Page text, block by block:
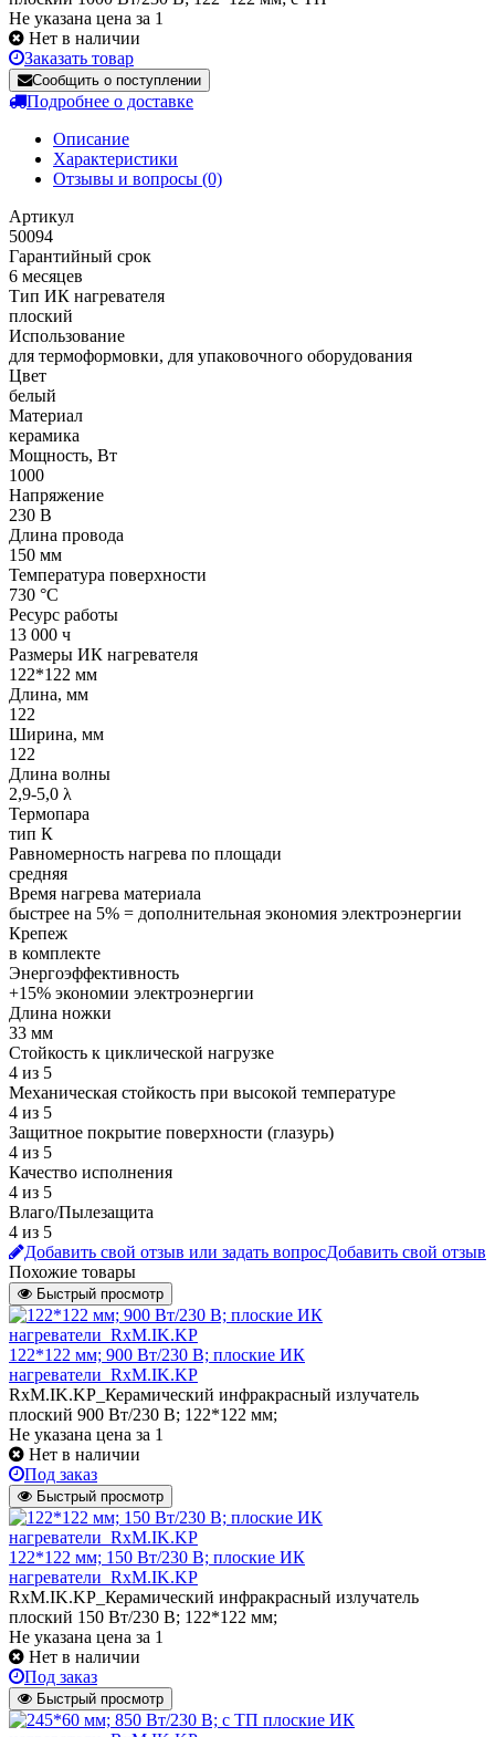
Не указана цена за 1
Нет в наличии
Заказать товар
Сообщить о поступлении
Подробнее о доставке
Описание
Характеристики
Отзывы и вопросы (0)
Артикул
50094
Гарантийный срок
6 месяцев
Тип ИК нагревателя
плоский
Использование
для термоформовки, для упаковочного оборудования
Цвет
белый
Материал
керамика
Мощность, Вт
1000
Напряжение
230 В
Длина провода
150 мм
Температура поверхности
730 °С
Ресурс работы
13 000 ч
Размеры ИК нагревателя
122*122 мм
Длина, мм
122
Ширина, мм
122
Длина волны
2,9-5,0 λ
Термопара
тип К
Равномерность нагрева по площади
средняя
Время нагрева материала
быстрее на 5% = дополнительная экономия электроэнергии
Крепеж
в комплекте
Энергоэффективность
+15% экономии электроэнергии
Длина ножки
33 мм
Стойкость к циклической нагрузке
4 из 5
Механическая стойкость при высокой температуре
4 из 5
Защитное покрытие поверхности (глазурь)
4 из 5
Качество исполнения
4 из 5
Влаго/Пылезащита
4 из 5
Добавить свой отзыв или задать вопросДобавить свой отзыв
Похожие товары
Быстрый просмотр
122*122 мм; 900 Вт/230 В; плоские ИК
нагреватели_RxM.IK.KP
RxM.IK.KP_Керамический инфракрасный излучатель
плоский 900 Вт/230 В; 122*122 мм;
Не указана цена за 1
Нет в наличии
Под заказ
Быстрый просмотр
122*122 мм; 150 Вт/230 В; плоские ИК
нагреватели_RxM.IK.KP
RxM.IK.KP_Керамический инфракрасный излучатель
плоский 150 Вт/230 В; 122*122 мм;
Не указана цена за 1
Нет в наличии
Под заказ
Быстрый просмотр